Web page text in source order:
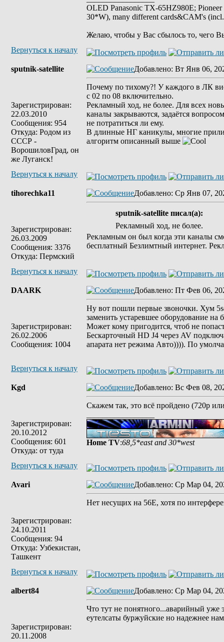
OLED Panasonic TX-65HZ980E;
30*W), many different cards&CAM's
Желаю, чтобы у Вас сбылось то, чего
Вернуться к началу
sputnik-satellite
Зарегистрирован:
22.03.2010
Сообщения: 954
Откуда: Родом из
СССР -
ВорошиловГрад, он
же Луганск!
Добавлено: Вт Янв 06,
Почему по тихому?! У каждого в ЛК
с 02 по 08 включительно.
Рекламный ход, не более. Для всех
каналы закрываются, задаётся
не потратиться ли ему.
В длинные НГ каникулы, многие
алгоритм описанный выше
Вернуться к началу
tihorechka11
Зарегистрирован:
26.03.2009
Сообщения: 3376
Откуда: Пермский
Добавлено: Ср Янв 07,
sputnik-satellite писал(а):
Рекламный ход, не более.
Рекламным он был когда эти каналы
бесплатный Безлимтный интернет.
Вернуться к началу
DAARK
Зарегистрирован:
26.02.2006
Сообщения: 1004
Добавлено: Пт Фев 06,
Ну вот пошли первые звоночки. Хум
заменить устаревшее оборудование на
Может кому пригодится, чтоб не
Бескарточный HD J4 через AV
апарата нет режима Авто)))). По
Вернуться к началу
Kgd
Зарегистрирован:
20.10.2012
Сообщения: 601
Откуда: от туда
Добавлено: Вс Фев 08,
Скажем так, это всё пройдено (720р
Home TV:68,5*east and 30*west
Вернуться к началу
Avari
Зарегистрирован:
24.10.2011
Сообщения: 94
Откуда: Узбекистан,
Ташкент
Добавлено: Ср Мар 04,
Нет несущих на 56Е, хотя по
Вернуться к началу
albert84
Зарегистрирован:
20.11.2008
Добавлено: Ср Мар 04,
Что тут не понятного...аварийный уже
еутелсаты буржуйские но надежнее